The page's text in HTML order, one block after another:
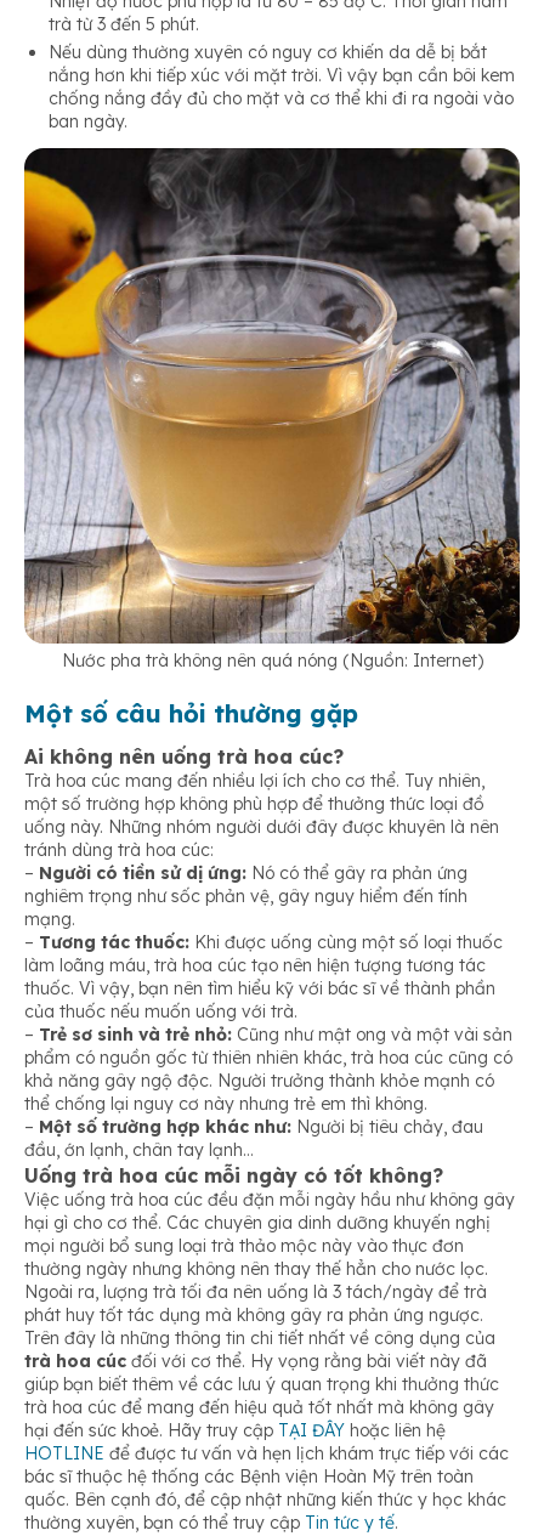
trà từ 3 đến 5 phút.
Nếu dùng thường xuyên có nguy cơ khiến da dễ bị bắt
nắng hơn khi tiếp xúc với mặt trời. Vì vậy bạn cần bôi kem
chống nắng đầy đủ cho mặt và cơ thể khi đi ra ngoài vào
ban ngày.
Nước pha trà không nên quá nóng (Nguồn: Internet)
Một số câu hỏi thường gặp
Ai không nên uống trà hoa cúc?
Trà hoa cúc mang đến nhiều lợi ích cho cơ thể. Tuy nhiên,
một số trường hợp không phù hợp để thưởng thức loại đồ
uống này. Những nhóm người dưới đây được khuyên là nên
tránh dùng trà hoa cúc:
– Người có tiền sử dị ứng: Nó có thể gây ra phản ứng
nghiêm trọng như sốc phản vệ, gây nguy hiểm đến tính
mạng.
– Tương tác thuốc: Khi được uống cùng một số loại thuốc
làm loãng máu, trà hoa cúc tạo nên hiện tượng tương tác
thuốc. Vì vậy, bạn nên tìm hiểu kỹ với bác sĩ về thành phần
của thuốc nếu muốn uống với trà.
– Trẻ sơ sinh và trẻ nhỏ: Cũng như mật ong và một vài sản
phẩm có nguồn gốc từ thiên nhiên khác, trà hoa cúc cũng có
khả năng gây ngộ độc. Người trưởng thành khỏe mạnh có
thể chống lại nguy cơ này nhưng trẻ em thì không.
– Một số trường hợp khác như: Người bị tiêu chảy, đau
đầu, ớn lạnh, chân tay lạnh…
Uống trà hoa cúc mỗi ngày có tốt không?
Việc uống trà hoa cúc đều đặn mỗi ngày hầu như không gây
hại gì cho cơ thể. Các chuyên gia dinh dưỡng khuyến nghị
mọi người bổ sung loại trà thảo mộc này vào thực đơn
thường ngày nhưng không nên thay thế hẳn cho nước lọc.
Ngoài ra, lượng trà tối đa nên uống là 3 tách/ngày để trà
phát huy tốt tác dụng mà không gây ra phản ứng ngược.
Trên đây là những thông tin chi tiết nhất về công dụng của
trà hoa cúc đối với cơ thể. Hy vọng rằng bài viết này đã
giúp bạn biết thêm về các lưu ý quan trọng khi thưởng thức
trà hoa cúc để mang đến hiệu quả tốt nhất mà không gây
hại đến sức khoẻ. Hãy truy cập TẠI ĐÂY hoặc liên hệ
HOTLINE để được tư vấn và hẹn lịch khám trực tiếp với các
bác sĩ thuộc hệ thống các Bệnh viện Hoàn Mỹ trên toàn
quốc. Bên cạnh đó, để cập nhật những kiến thức y học khác
thường xuyên, bạn có thể truy cập Tin tức y tế.